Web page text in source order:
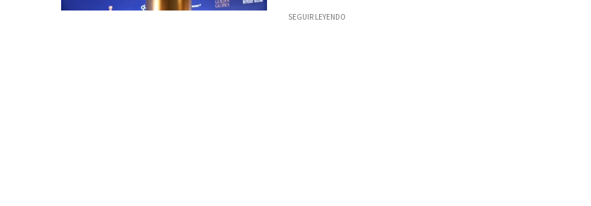
SEGUIR LEYENDO